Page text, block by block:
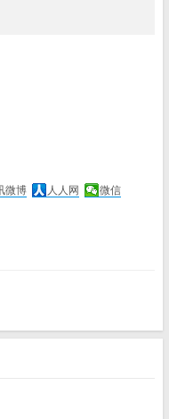
微博 人人网
微信